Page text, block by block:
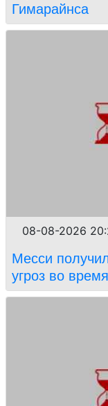
Гимарайнса
08-08-2026
Месси
угроз во